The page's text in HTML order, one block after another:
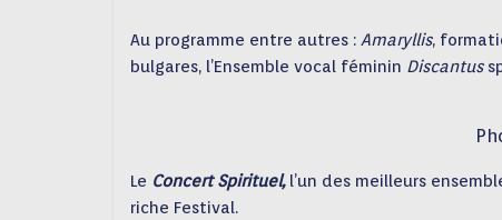
Au programme entre autres : Amaryllis,
bulgares, l’Ensemble vocal féminin Discantus
Le Concert Spirituel,l’un des meilleurs
riche Festival.